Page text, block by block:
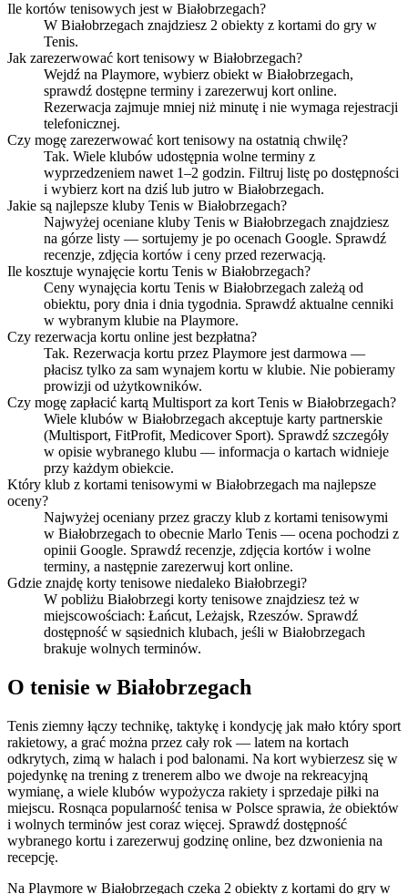
Ile kortów tenisowych jest w Białobrzegach?
W Białobrzegach znajdziesz 2 obiekty z kortami do gry w
Tenis.
Jak zarezerwować kort tenisowy w Białobrzegach?
Wejdź na Playmore, wybierz obiekt w Białobrzegach,
sprawdź dostępne terminy i zarezerwuj kort online.
Rezerwacja zajmuje mniej niż minutę i nie wymaga rejestracji
telefonicznej.
Czy mogę zarezerwować kort tenisowy na ostatnią chwilę?
Tak. Wiele klubów udostępnia wolne terminy z
wyprzedzeniem nawet 1–2 godzin. Filtruj listę po dostępności
i wybierz kort na dziś lub jutro w Białobrzegach.
Jakie są najlepsze kluby Tenis w Białobrzegach?
Najwyżej oceniane kluby Tenis w Białobrzegach znajdziesz
na górze listy — sortujemy je po ocenach Google. Sprawdź
recenzje, zdjęcia kortów i ceny przed rezerwacją.
Ile kosztuje wynajęcie kortu Tenis w Białobrzegach?
Ceny wynajęcia kortu Tenis w Białobrzegach zależą od
obiektu, pory dnia i dnia tygodnia. Sprawdź aktualne cenniki
w wybranym klubie na Playmore.
Czy rezerwacja kortu online jest bezpłatna?
Tak. Rezerwacja kortu przez Playmore jest darmowa —
płacisz tylko za sam wynajem kortu w klubie. Nie pobieramy
prowizji od użytkowników.
Czy mogę zapłacić kartą Multisport za kort Tenis w Białobrzegach?
Wiele klubów w Białobrzegach akceptuje karty partnerskie
(Multisport, FitProfit, Medicover Sport). Sprawdź szczegóły
w opisie wybranego klubu — informacja o kartach widnieje
przy każdym obiekcie.
Który klub z kortami tenisowymi w Białobrzegach ma najlepsze
oceny?
Najwyżej oceniany przez graczy klub z kortami tenisowymi
w Białobrzegach to obecnie Marlo Tenis — ocena pochodzi z
opinii Google. Sprawdź recenzje, zdjęcia kortów i wolne
terminy, a następnie zarezerwuj kort online.
Gdzie znajdę korty tenisowe niedaleko Białobrzegi?
W pobliżu Białobrzegi korty tenisowe znajdziesz też w
miejscowościach: Łańcut, Leżajsk, Rzeszów. Sprawdź
dostępność w sąsiednich klubach, jeśli w Białobrzegach
brakuje wolnych terminów.
O tenisie w Białobrzegach
Tenis ziemny łączy technikę, taktykę i kondycję jak mało który sport
rakietowy, a grać można przez cały rok — latem na kortach
odkrytych, zimą w halach i pod balonami. Na kort wybierzesz się w
pojedynkę na trening z trenerem albo we dwoje na rekreacyjną
wymianę, a wiele klubów wypożycza rakiety i sprzedaje piłki na
miejscu. Rosnąca popularność tenisa w Polsce sprawia, że obiektów
i wolnych terminów jest coraz więcej. Sprawdź dostępność
wybranego kortu i zarezerwuj godzinę online, bez dzwonienia na
recepcję.
Na Playmore w Białobrzegach czeka 2 obiekty z kortami do gry w